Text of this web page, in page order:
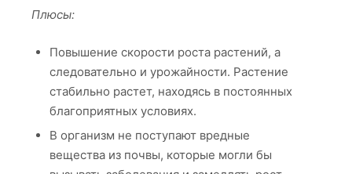
Плюсы:
Повышение скорости роста растений, а
следовательно и урожайности. Растение
стабильно растет, находясь в постоянных
благоприятных условиях.
В организм не поступают вредные
вещества из почвы, которые могли бы